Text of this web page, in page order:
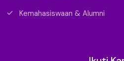
Kemahasiswaan & Alumni